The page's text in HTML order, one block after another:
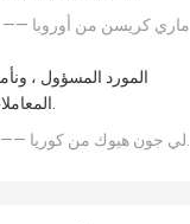
—— ماري كريسن من أوروبا
المورد المسؤول ،
المعاملات التجارية مرة أخرى.
—— لي جون هيوك من كوريا.